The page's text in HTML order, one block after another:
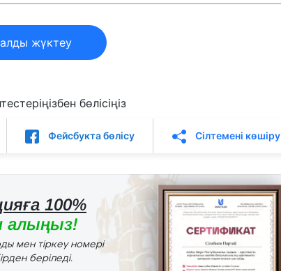
жүктеу
бөлісіңіз
Фейсбукта бөлісу Сілтемені көшіру
100%
алыңыз!
мен тіркеу номері
беріледі.